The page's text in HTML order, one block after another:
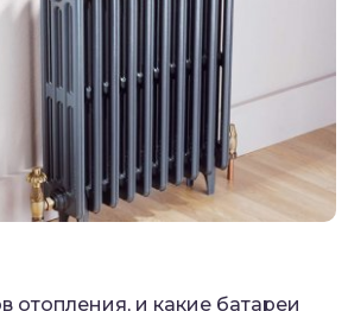
отопления, и какие батареи